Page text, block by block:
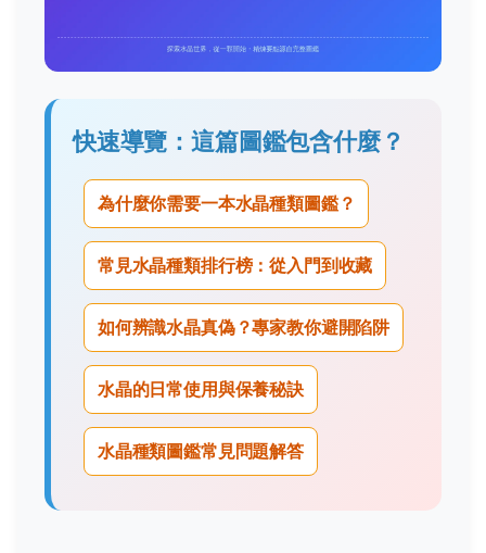
快速導覽：這篇圖鑑包含什麼？
為什麼你需要一本水晶種類圖鑑？
常見水晶種類排行榜：從入門到收藏
如何辨識水晶真偽？專家教你避開陷阱
水晶的日常使用與保養秘訣
水晶種類圖鑑常見問題解答